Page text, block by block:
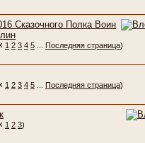
Сказочного Полка Воин
1 2 3 4 5 Последняя страница)
1 2 3 4 5 Последняя страница)
1 2 3)